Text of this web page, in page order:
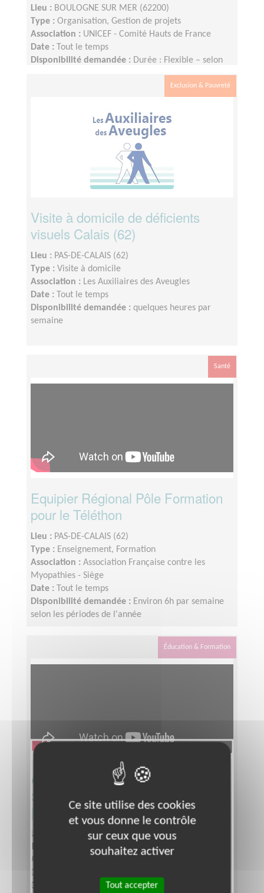
Lieu : BOULOGNE SUR MER (62200)
Type : Organisation, Gestion de projets
Association : UNICEF - Comité Hauts de France
Date :
Tout le temps
Disponibilité demandée : Durée : Flexible – selon
disponibilité, environ 2 à 4 heures par semaine
Exclusion & Pauvreté
Visite à domicile de déficients
visuels Calais (62)
Lieu : PAS-DE-CALAIS (62)
Type : Visite à domicile
Association : Les Auxiliaires des Aveugles
Date :
Tout le temps
Disponibilité demandée : quelques heures par
semaine
Santé
Equipier Régional Pôle Formation
pour le Téléthon
Lieu : PAS-DE-CALAIS (62)
Type : Enseignement, Formation
Association : Association Française contre les
Myopathies - Siège
Date :
Tout le temps
Disponibilité demandée : Environ 6h par semaine
selon les périodes de l'année
Éducation & Formation
Animez une antenne locale
d'association pour soutenir les
jeunes dans leur scolarité !
Lieu :
BOULOGNE SUR MER (62200)
Accompagnement scolaire
Association :
Date :
Disponibilité demandée :une demi journée par
Ce site utilise des cookies
et vous donne le contrôle
sur ceux que vous
souhaitez activer
Tout accepter